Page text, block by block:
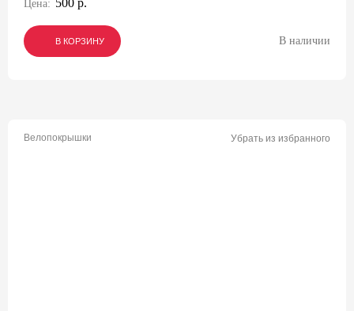
Цена: 500 р.
В КОРЗИНУ
В КОРЗИНУ
В КОРЗИНУ В наличии
Велопокрышки Убрать из избранного